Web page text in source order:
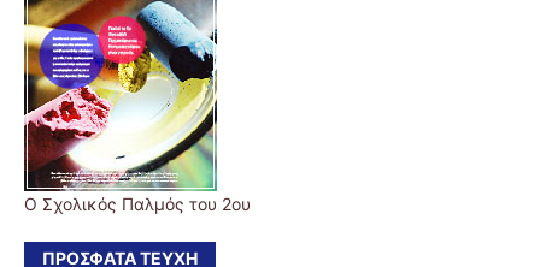
Ο Σχολικός Παλμός του 2ου
ΠΡΌΣΦΑΤΑ ΤΕΎΧΗ